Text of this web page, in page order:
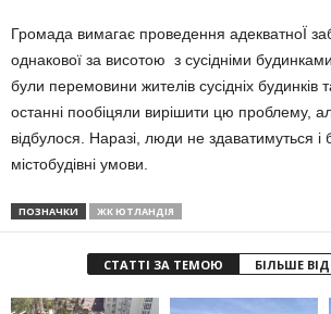
Громада вимагає проведення адекватноЇ
однакової за висотою з сусідніми
були перемовини жителів сусідніх будинків
останні пообіцяли вирішити цю проблему,
відбулося. Наразі, люди не здаватимуться і
містобудівні умови.
ПОЗНАЧКИ ЖК ЮТЛАНДІЯ
СТАТТІ ЗА ТЕМОЮ БІЛЬШЕ